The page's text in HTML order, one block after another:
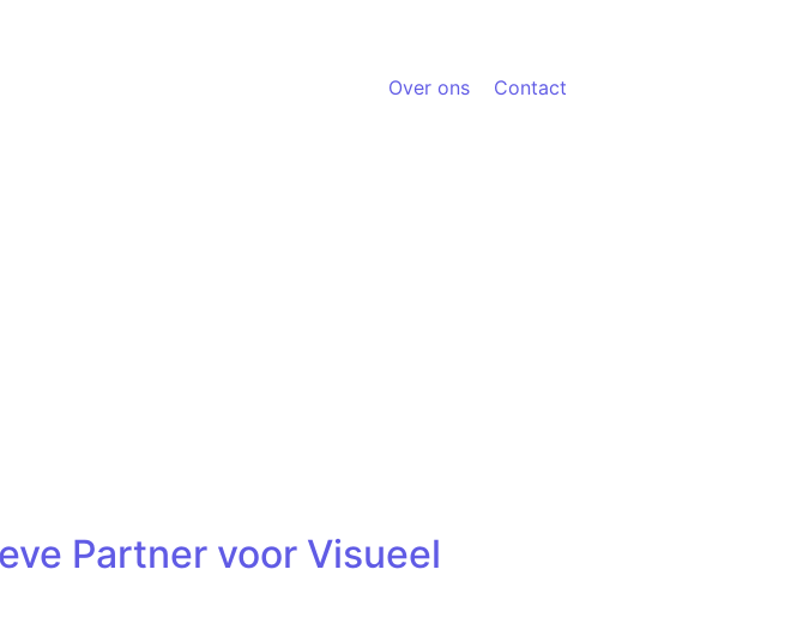
Over ons Contact
Partner voor Visueel